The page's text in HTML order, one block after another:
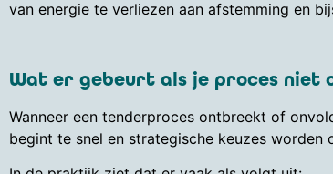
van energie te verliezen aan afstemming en
Wat er gebeurt als je proces niet
Wanneer een tenderproces ontbreekt of
begint te snel en strategische keuzes